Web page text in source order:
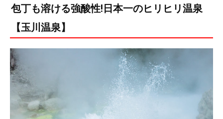
包丁も溶ける強酸性!日本一のヒリヒリ温泉
【玉川温泉】